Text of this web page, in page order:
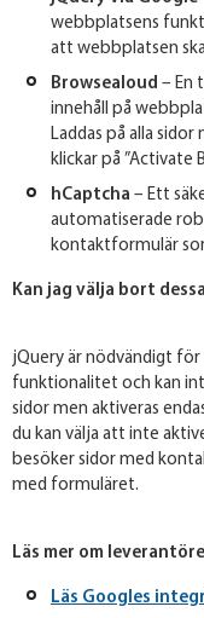
webbplatsens
att webbplatsen
Browsealoud – En
innehåll på
Laddas på alla sidor
klickar på ”Activate
hCaptcha – Ett
automatiserade
kontaktformulär
Kan jag välja bort
jQuery är nödvändigt
funktionalitet och kan
sidor men aktiveras
du kan välja att inte
besöker sidor med
med formuläret.
Läs mer om
Läs Googles